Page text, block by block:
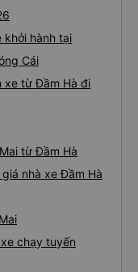
khởi hành tại
Cái
xe từ Đầm Hà đi
từ Đầm Hà
nhà xe Đầm Hà
chạy tuyến